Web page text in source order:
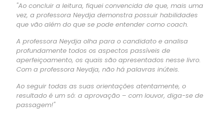
"Ao concluir a leitura, fiquei convencida de que, mais uma
vez, a professora Neydja demonstra possuir habilidades
que vão além do que se pode entender como coach.
A professora Neydja olha para o candidato e analisa
profundamente todos os aspectos passíveis de
aperfeiçoamento, os quais são apresentados nesse livro.
Com a professora Neydja, não há palavras inúteis.
Ao seguir todas as suas orientações atentamente, o
resultado é um só: a aprovação – com louvor, diga-se de
passagem!"